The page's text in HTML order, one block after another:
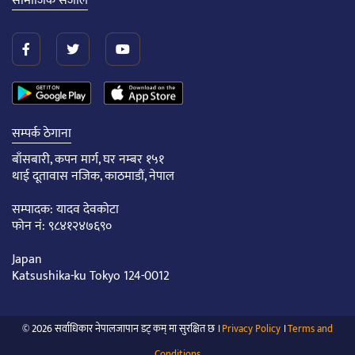
सम्पर्क ठेगाना
बाँसबारी, कपन मार्ग, घर नम्बर १५१
थाई दूतावास नजिक, काठमाडौं, नेपाल
सम्पादक: यादव देवकोटा
फोन नं: ९८४१२४७६९०
Japan
Katsushika-ku Tokyo 124-0012
© 2026 सर्वाधिकार नेपालजापान डट् कम् मा सुरक्षित छ ।Privacy Policy ।Terms and